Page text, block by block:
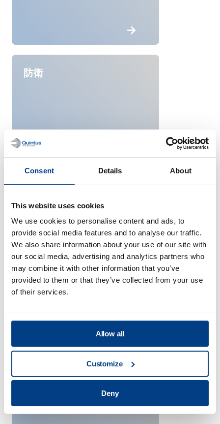
Consent Details About
This website uses cookies
We use cookies to personalise content and ads, to
provide social media features and to analyse our traffic.
We also share information about your use of our site with
our social media, advertising and analytics partners who
may combine it with other information that you’ve
provided to them or that they’ve collected from your use
of their services.
Allow all
Customize
Deny
防衛
サービスプロバイダー